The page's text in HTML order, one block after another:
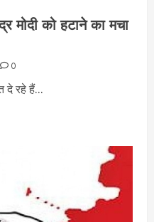
मोदी को हटाने का मचा
0
दे रहे हैं...